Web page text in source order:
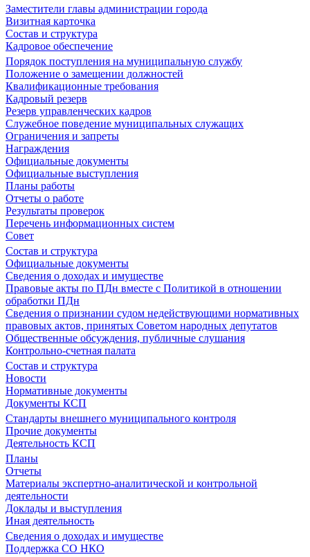
Заместители главы администрации города
Визитная карточка
Состав и структура
Кадровое обеспечение
Порядок поступления на муниципальную службу
Положение о замещении должностей
Квалификационные требования
Кадровый резерв
Резерв управленческих кадров
Служебное поведение муниципальных служащих
Ограничения и запреты
Награждения
Официальные документы
Официальные выступления
Планы работы
Отчеты о работе
Результаты проверок
Перечень информационных систем
Совет
Состав и структура
Официальные документы
Сведения о доходах и имуществе
Правовые акты по ПДн вместе с Политикой в отношении
обработки ПДн
Сведения о признании судом недействующими нормативных
правовых актов, принятых Советом народных депутатов
Общественные обсуждения, публичные слушания
Контрольно-счетная палата
Состав и структура
Новости
Нормативные документы
Документы КСП
Стандарты внешнего муниципального контроля
Прочие документы
Деятельность КСП
Планы
Отчеты
Материалы экспертно-аналитической и контрольной
деятельности
Доклады и выступления
Иная деятельность
Сведения о доходах и имуществе
Поддержка СО НКО